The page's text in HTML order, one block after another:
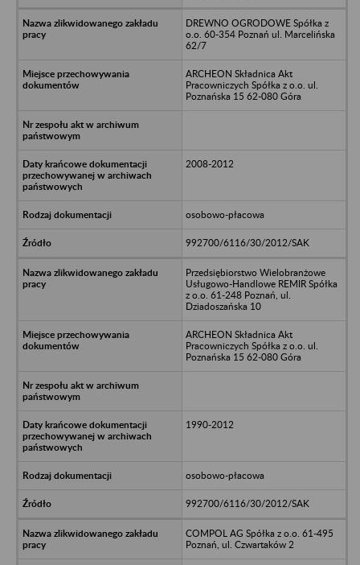
DREWNO OGRODOWE Spółka z
o.o. 60-354 Poznań ul. Marcelińska
62/7
ARCHEON Składnica Akt
Pracowniczych Spółka z o.o. ul.
Poznańska 15 62-080 Góra
2008-2012
osobowo-płacowa
992700/6116/30/2012/SAK
Przedsiębiorstwo Wielobranżowe
Usługowo-Handlowe REMIR Spółka
z o.o. 61-248 Poznań, ul.
Dziadoszańska 10
ARCHEON Składnica Akt
Pracowniczych Spółka z o.o. ul.
Poznańska 15 62-080 Góra
1990-2012
osobowo-płacowa
992700/6116/30/2012/SAK
COMPOL AG Spółka z o.o. 61-495
Poznań, ul. Czwartaków 2